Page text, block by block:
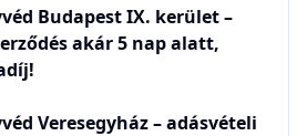
Budapest IX. kerület –
akár 5 nap alatt,
Veresegyház – adásvételi